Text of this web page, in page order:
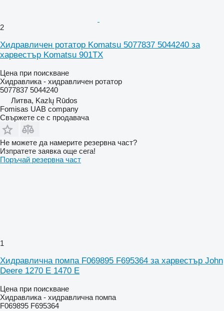
2
Хидравличен ротатор Komatsu 5077837 5044240 за
харвестър Komatsu 901TX
Цена при поискване
Хидравлика - хидравличен ротатор
5077837 5044240
Литва, Kazlų Rūdos
Fomisas UAB company
Свържете се с продавача
Не можете да намерите резервна част?
Изпратете заявка още сега!
Поръчай резервна част
1
Хидравлична помпа F069895 F695364 за харвестър John
Deere 1270 E 1470 E
Цена при поискване
Хидравлика - хидравлична помпа
F069895 F695364